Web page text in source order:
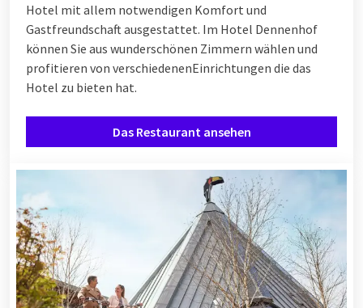
Hotel mit allem notwendigen Komfort und
Gastfreundschaft ausgestattet. Im Hotel Dennenhof
können Sie aus wunderschönen Zimmern wählen und
profitieren von verschiedenenEinrichtungen die das
Hotel zu bieten hat.
Das Restaurant ansehen